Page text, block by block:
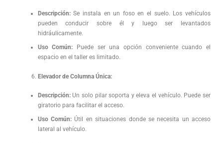
Descripción:Se instala en un foso en el suelo. Los vehículos
pueden conducir sobre él y luego ser levantados
hidráulicamente.
Uso Común: Puede ser una opción conveniente cuando el
espacio en el taller es limitado.
Elevador de Columna Única:
Descripción:Un solo pilar soporta y eleva el vehículo. Puede ser
giratorio para facilitar el acceso.
Uso Común: Útil en situaciones donde se necesita un acceso
lateral al vehículo.